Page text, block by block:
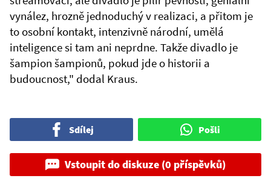
vynález, hrozně jednoduchý v realizaci, a přitom je
to osobní kontakt, intenzivně národní, umělá
inteligence si tam ani neprdne. Takže divadlo je
šampion šampionů, pokud jde o historii a
budoucnost," dodal Kraus.
Sdílej Pošli
Vstoupit do diskuze (0 příspěvků)